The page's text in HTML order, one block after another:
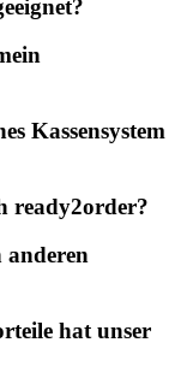
Kassensystem
ready2order?
anderen
hat unser